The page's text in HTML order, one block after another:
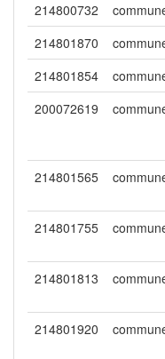
214800732
214801870
214801854
200072619
214801565
214801755
214801813
214801920